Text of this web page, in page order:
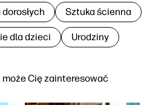
może Cię zainteresować
Sztuka ścienna
dla dzieci Urodziny